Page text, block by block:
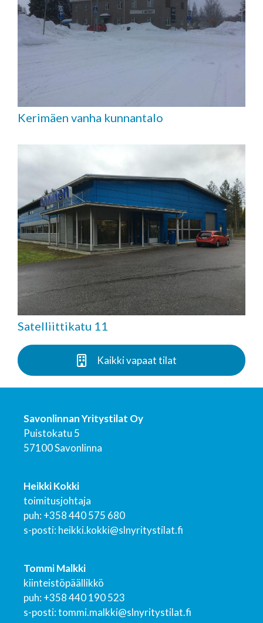
Kerimäen vanha kunnantalo
Satelliittikatu 11
Kaikki vapaat tilat
Savonlinnan Yritystilat Oy
Puistokatu 5
57100 Savonlinna
Heikki Kokki
toimitusjohtaja
puh: +358 440 575 680
s-posti: heikki.kokki@slnyritystilat.fi
Tommi Malkki
kiinteistöpäällikkö
puh: +358 440 190 523
s-posti: tommi.malkki@slnyritystilat.fi